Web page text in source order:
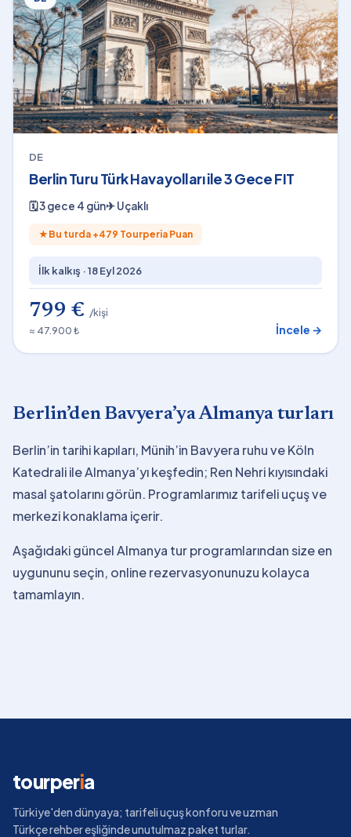
DE
Berlin Turu Türk Havayolları ile 3 Gece FIT
🗓3 gece 4 gün✈Uçaklı
★ Bu turda +479 Tourperia Puan
İlk kalkış ·18 Eyl 2026
799 € /kişi
≈ 47.900 ₺
İncele →
Berlin’den Bavyera’ya Almanya turları
Berlin’in tarihi kapıları, Münih’in Bavyera ruhu ve Köln
Katedrali ile Almanya’yı keşfedin; Ren Nehri kıyısındaki
masal şatolarını görün. Programlarımız tarifeli uçuş ve
merkezi konaklama içerir.
Aşağıdaki güncel Almanya tur programlarından size en
uygununu seçin, online rezervasyonunuzu kolayca
tamamlayın.
tourperia
Türkiye'den dünyaya; tarifeli uçuş konforu ve uzman
Türkçe rehber eşliğinde unutulmaz paket turlar.